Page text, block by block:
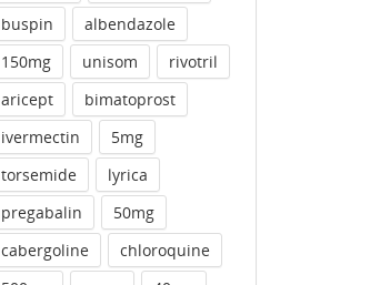
buspin
albendazole
150mg
unisom
rivotril
aricept
bimatoprost
ivermectin
5mg
torsemide
lyrica
pregabalin
50mg
cabergoline
chloroquine